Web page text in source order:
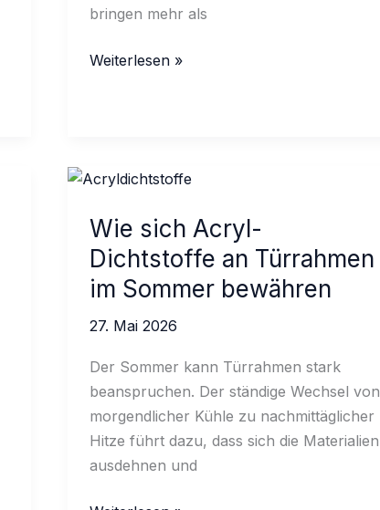
bringen mehr als
Das
hitzebeständige
wissen
sollten
Weiterlesen »
Wie sich Acryl-
Dichtstoffe an Türrahmen
im Sommer bewähren
27. Mai 2026
Der Sommer kann Türrahmen stark
beanspruchen. Der ständige Wechsel von
morgendlicher Kühle zu nachmittäglicher
Hitze führt dazu, dass sich die Materialien
ausdehnen und